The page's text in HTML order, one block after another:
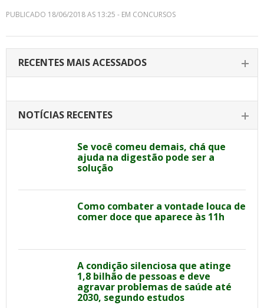
PUBLICADO 18/06/2018 AS 13:25 - EM CONCURSOS
RECENTES MAIS ACESSADOS
NOTÍCIAS RECENTES
Se você comeu demais, chá que
ajuda na digestão pode ser a
solução
Como combater a vontade louca de
comer doce que aparece às 11h
A condição silenciosa que atinge
1,8 bilhão de pessoas e deve
agravar problemas de saúde até
2030, segundo estudos